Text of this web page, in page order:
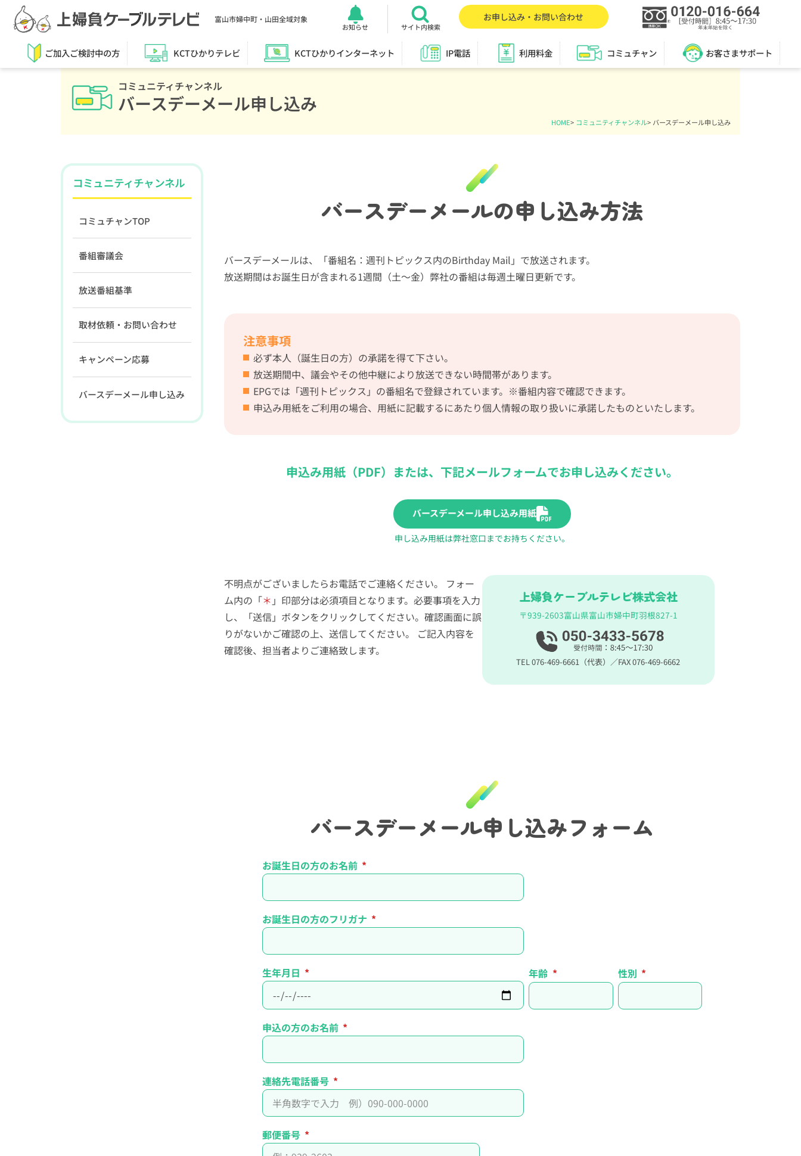
富山市婦中町・山田全域対象
お知らせ サイト内検索
お申し込み・お問い合わせ
ご加入ご検討中の方 KCTひかりテレビ KCTひかりインターネット IP電話 利用料金 コミュチャン お客さまサポート
コミュニティチャンネル
バースデーメール申し込み
HOME> コミュニティチャンネル> バースデーメール申し込み
バースデーメールの申し込み方法
バースデーメールは、「番組名：週刊トピックス内のBirthday Mail」で放送されます。
放送期間はお誕生日が含まれる1週間（土〜金）弊社の番組は毎週土曜日更新です。
注意事項
必ず本人（誕生日の方）の承諾を得て下さい。
放送期間中、議会やその他中継により放送できない時間帯があります。
EPGでは「週刊トピックス」の番組名で登録されています。※番組内容で確認できます。
申込み用紙をご利用の場合、用紙に記載するにあたり個人情報の取り扱いに承諾したものといたします。
申込み用紙（PDF）または、 下記メールフォームでお申し込みください。
バースデーメール申し込み用紙
申し込み用紙は弊社窓口までお持ちください。
不明点がございましたらお電話でご連絡ください。 フォー
ム内の「＊ 」印部分は必須項目となります。必要事項を入力
し、「送信」ボタンをクリックしてください。確認画面に誤
りがないかご確認の上、送信してください。 ご記入内容を
確認後、担当者よりご連絡致します。
上婦負ケーブルテレビ株式会社
〒939-2603富山県富山市婦中町羽根827-1
TEL 076-469-6661（代表）／FAX 076-469-6662
バースデーメール申し込みフォーム
お誕生日の方のお名前
お誕生日の方のフリガナ
生年月日 年齢 性別
申込の方のお名前
連絡先電話番号
郵便番号
コミュニティチャンネル
コミュチャンTOP
番組審議会
放送番組基準
取材依頼・お問い合わせ
キャンペーン応募
バースデーメール申し込み